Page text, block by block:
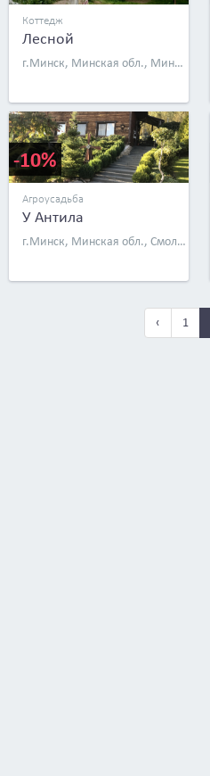
Коттедж
Лесной
г.Минск, Минская обл., Минский р-н, СТ «Спутник», д. 158
-10%
Агроусадьба
У Антила
г.Минск, Минская обл., Смолевичский р-н, д. Пристромы, ул. Садовая, д. 38
‹ 1